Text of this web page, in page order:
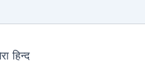
हिन्द